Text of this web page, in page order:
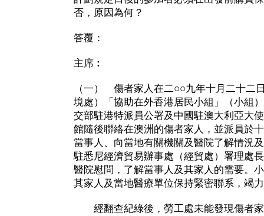
否，原因為何？
答覆：
主席︰
（一） 傷者家人在二○○九年十月二十二
境處）「協助在外香港居民小組」（小組
交部駐港特派員公署及中國駐澳大利亞大
館隨後聯絡在澳洲的傷者家人，並派員於
當事人、向當地有關機關及醫院了解情況
駐悉尼經濟貿易辦事處（經貿處）署理處
醫院慰問，了解當事人及其家人的需要。
其家人及當地醫療單位保持緊密聯系，竭
經翻查紀綠後，勞工處未能發現傷者家